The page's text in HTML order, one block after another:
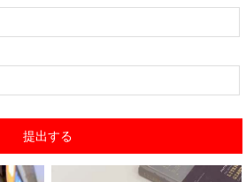
提出する